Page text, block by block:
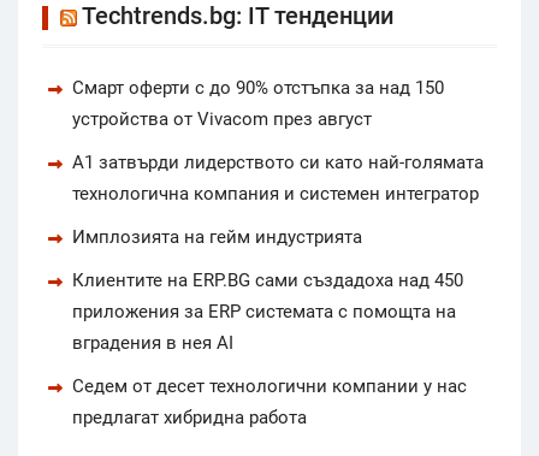
Techtrends.bg: IT тенденции
Смарт оферти с до 90% отстъпка за над 150
устройства от Vivacom през август
А1 затвърди лидерството си като най-голямата
технологична компания и системен интегратор
Имплозията на гейм индустрията
Клиентите на ERP.BG сами създадоха над 450
приложения за ERP системата с помощта на
вградения в нея AI
Седем от десет технологични компании у нас
предлагат хибридна работа